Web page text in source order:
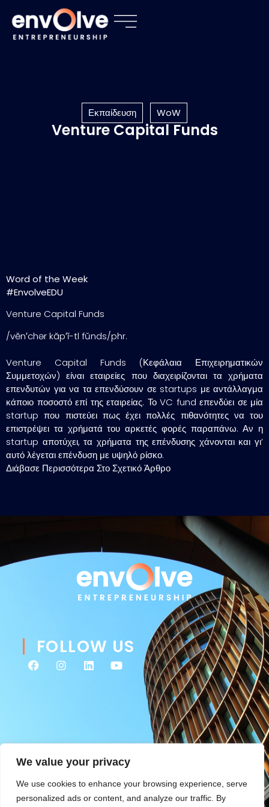
We value your privacy
We use cookies to enhance your browsing experience, serve
personalized ads or content, and analyze our traffic. By
Εκπαίδευση WoW
Venture Capital Funds
Word of the Week
#EnvolveEDU
Venture Capital Funds
/vĕn′chər kăp′ĭ-tl fŭnds/phr.
Venture Capital Funds (Κεφάλαια Επιχειρηματικών
Συμμετοχών) είναι εταιρείες που διαχειρίζονται τα χρήματα
επενδυτών για να τα επενδύσουν σε startups με αντάλλαγμα
κάποιο ποσοστό επί της εταιρείας. Το VC fund επενδύει σε μία
startup που πιστεύει πως έχει πολλές πιθανότητες να του
επιστρέψει τα χρήματά του αρκετές φορές παραπάνω. Αν η
startup αποτύχει, τα χρήματα της επένδυσης χάνονται και γι’
αυτό λέγεται επένδυση με υψηλό ρίσκο.
Διάβασε Περισσότερα Στο Σχετικό Άρθρο
FOLLOW US